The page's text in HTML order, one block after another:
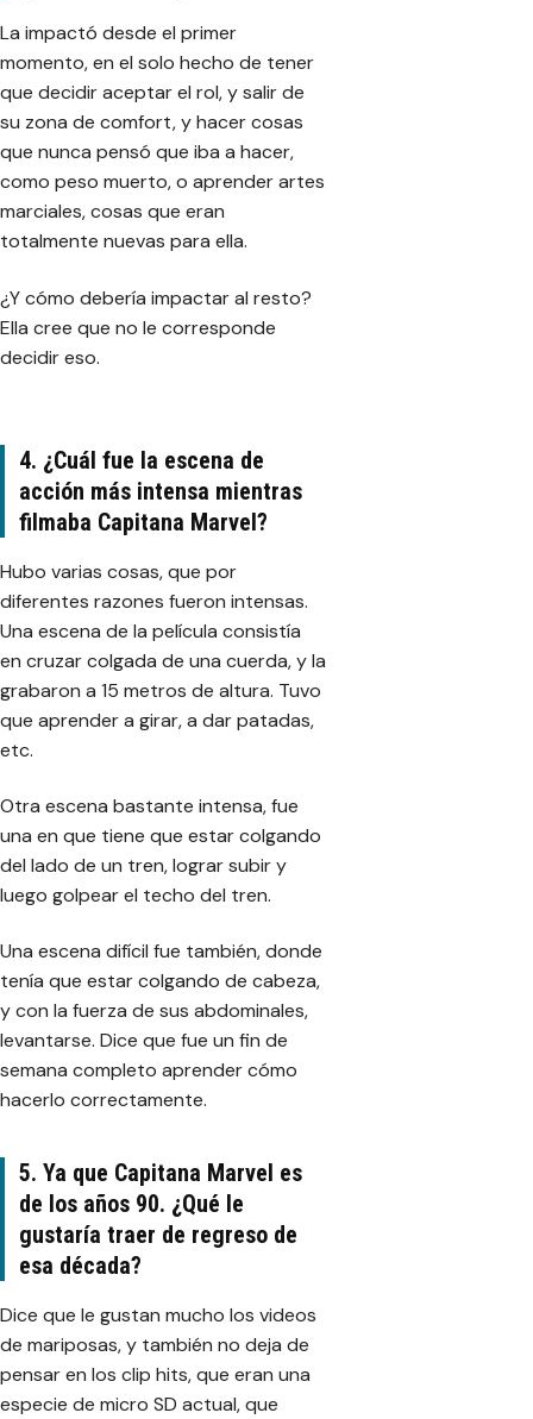
La impactó desde el primer
momento, en el solo hecho de tener
que decidir aceptar el rol, y salir de
su zona de comfort, y hacer cosas
que nunca pensó que iba a hacer,
como peso muerto, o aprender artes
marciales, cosas que eran
totalmente nuevas para ella.
¿Y cómo debería impactar al resto?
Ella cree que no le corresponde
decidir eso.
4. ¿Cuál fue la escena de
acción más intensa mientras
filmaba Capitana Marvel?
Hubo varias cosas, que por
diferentes razones fueron intensas.
Una escena de la película consistía
en cruzar colgada de una cuerda, y la
grabaron a 15 metros de altura. Tuvo
que aprender a girar, a dar patadas,
etc.
Otra escena bastante intensa, fue
una en que tiene que estar colgando
del lado de un tren, lograr subir y
luego golpear el techo del tren.
Una escena difícil fue también, donde
tenía que estar colgando de cabeza,
y con la fuerza de sus abdominales,
levantarse. Dice que fue un fin de
semana completo aprender cómo
hacerlo correctamente.
5. Ya que Capitana Marvel es
de los años 90. ¿Qué le
gustaría traer de regreso de
esa década?
Dice que le gustan mucho los videos
de mariposas, y también no deja de
pensar en los clip hits, que eran una
especie de micro SD actual, que